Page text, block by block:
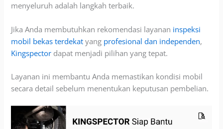
menyeluruh adalah langkah terbaik.
Jika Anda membutuhkan rekomendasi layanan inspeksi
mobil bekas terdekat yang profesional dan independen,
Kingspector dapat menjadi pilihan yang tepat.
Layanan ini membantu Anda memastikan kondisi mobil
secara detail sebelum menentukan keputusan pembelian.